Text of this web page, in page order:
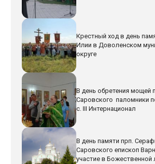
Крестный ход в день
Илии в Доволенском
округе
В день обретения мощей
Саровского паломники
с. III Интернационал
В день памяти прп.
Саровского епископ
участие в Божественной